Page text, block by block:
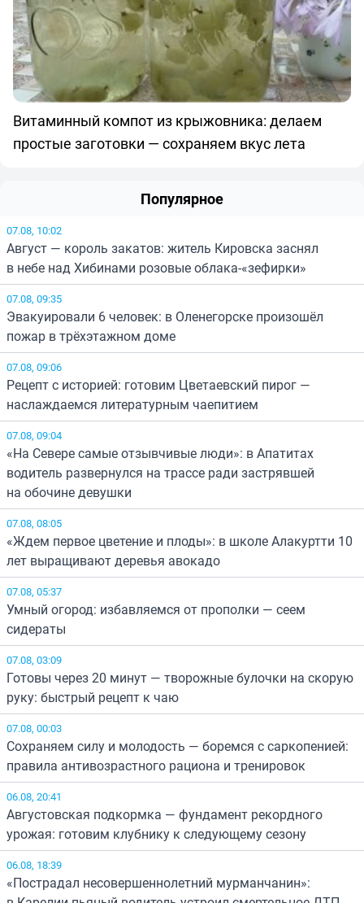
Витаминный компот из крыжовника: делаем
простые заготовки — сохраняем вкус лета
Популярное
07.08, 10:02
Август — король закатов: житель Кировска заснял
в небе над Хибинами розовые облака-«зефирки»
07.08, 09:35
Эвакуировали 6 человек: в Оленегорске произошёл
пожар в трёхэтажном доме
07.08, 09:06
Рецепт с историей: готовим Цветаевский пирог —
наслаждаемся литературным чаепитием
07.08, 09:04
«На Севере самые отзывчивые люди»: в Апатитах
водитель развернулся на трассе ради застрявшей
на обочине девушки
07.08, 08:05
«Ждем первое цветение и плоды»: в школе Алакуртти 10
лет выращивают деревья авокадо
07.08, 05:37
Умный огород: избавляемся от прополки — сеем
сидераты
07.08, 03:09
Готовы через 20 минут — творожные булочки на скорую
руку: быстрый рецепт к чаю
07.08, 00:03
Сохраняем силу и молодость — боремся с саркопенией:
правила антивозрастного рациона и тренировок
06.08, 20:41
Августовская подкормка — фундамент рекордного
урожая: готовим клубнику к следующему сезону
06.08, 18:39
«Пострадал несовершеннолетний мурманчанин»: